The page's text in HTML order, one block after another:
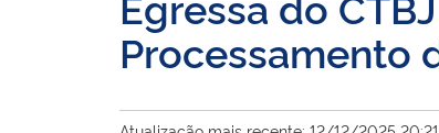
Processamento